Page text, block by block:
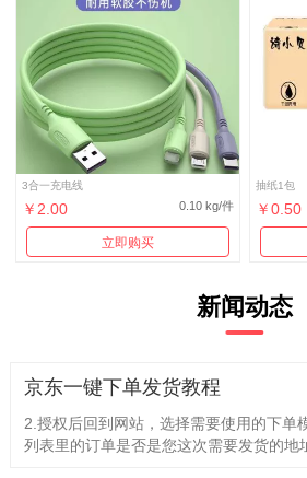
3合一充电线
￥2.00 0.10 kg/件
立即购买
抽纸1包
￥0.50
新闻动态
京东一键下单发货教程
2.授权后回到网站，选择需要使用的下单
列表里的订单是否是您这次需要发货的地